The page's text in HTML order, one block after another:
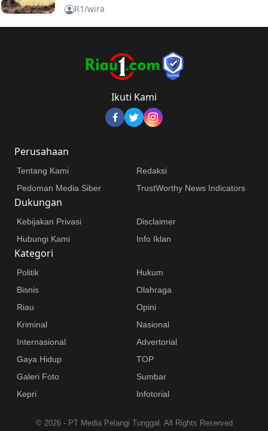
R1/wira
Ikuti Kami
Perusahaan
Tentang Kami
Redaksi
Pedoman Media Siber
TrustWorthy News Indicators
Dukungan
Kebijakan Privasi
Disclaimer
Hubungi Kami
Info Iklan
Kategori
Politik
Hukum
Bisnis
Olahraga
Riau
Opini
Kriminal
Nasional
Internasional
Advertorial
Gaya Hidup
TOP
Galeri Foto
Sumbar
Kepri
Infotorial
© 2026 - PT Media Pelangi Tunggal. All Rights Reserved